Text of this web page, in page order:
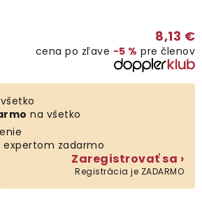
výhod
8,13 €
cena po zľave −5 % pre členov
na všetko
expertom zadarmo
Zaregistrovať sa ›
Registrácia je ZADARMO